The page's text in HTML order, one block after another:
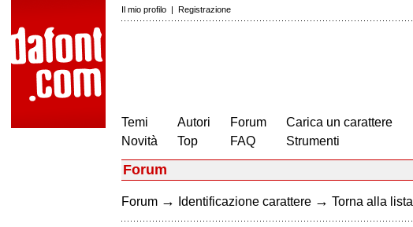
Il mio profilo | Registrazione
Temi
Novità
Autori
Top
Forum
FAQ
Carica un carattere
Strumenti
Forum
Forum → Identificazione carattere → Torna alla lista